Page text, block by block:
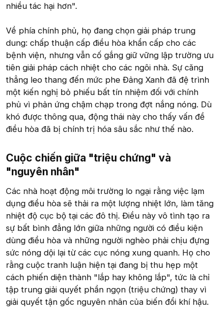
nhiều tác hại hơn".
Về phía chính phủ, họ đang chọn giải pháp trung
dung: chấp thuận cấp điều hòa khẩn cấp cho các
bệnh viện, nhưng vẫn cố gắng giữ vững lập trường ưu
tiên giải pháp cách nhiệt cho các ngôi nhà. Sự căng
thẳng leo thang đến mức phe Đảng Xanh đã đệ trình
một kiến nghị bỏ phiếu bất tín nhiệm đối với chính
phủ vì phản ứng chậm chạp trong đợt nắng nóng. Dù
khó được thông qua, động thái này cho thấy vấn đề
điều hòa đã bị chính trị hóa sâu sắc như thế nào.
Cuộc chiến giữa "triệu chứng" và
"nguyên nhân"​
Các nhà hoạt động môi trường lo ngại rằng việc lạm
dụng điều hòa sẽ thải ra một lượng nhiệt lớn, làm tăng
nhiệt độ cục bộ tại các đô thị. Điều này vô tình tạo ra
sự bất bình đẳng lớn giữa những người có điều kiện
dùng điều hòa và những người nghèo phải chịu đựng
sức nóng dội lại từ các cục nóng xung quanh. Họ cho
rằng cuộc tranh luận hiện tại đang bị thu hẹp một
cách phiến diện thành "lắp hay không lắp", tức là chỉ
tập trung giải quyết phần ngọn (triệu chứng) thay vì
giải quyết tận gốc nguyên nhân của biến đổi khí hậu.